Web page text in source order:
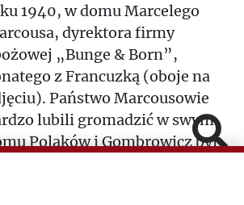
1940, w domu Marcelego
dyrektora firmy
„Bunge & Born”,
z Francuzką (oboje na
Państwo Marcousowie
lubili gromadzić w swym
Polaków i Gombrowicz był